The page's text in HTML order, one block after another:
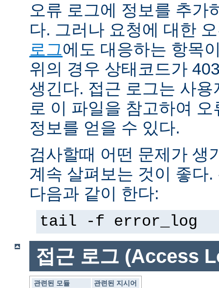
오류 로그에 정보를 추가
다. 그러나 요청에 대한
로그에도 대응하는 항목
위의 경우 상태코드가
생긴다. 접근 로그는 사
로 이 파일을 참고하여
정보를 얻을 수 있다.
검사할때 어떤 문제가 생
계속 살펴보는 것이 좋다
다음과 같이 한다:
tail -f error_log
접근 로그 (Access
관련된 모듈
관련된 지시어